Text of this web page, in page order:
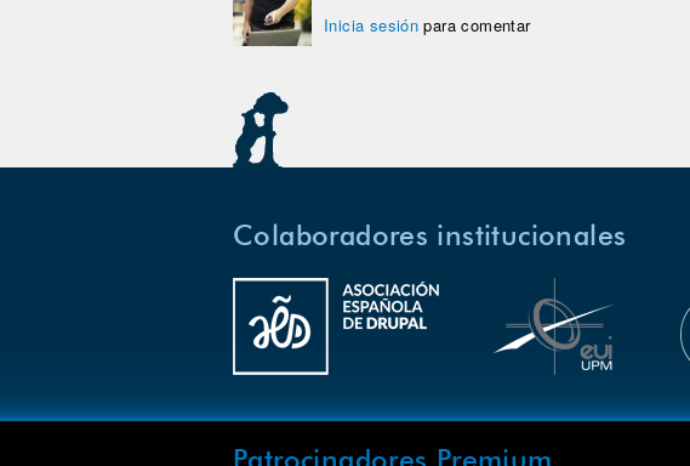
Inicia sesión para comentar
Colaboradores institucionales